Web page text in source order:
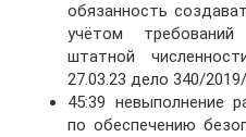
обязанность
учётом
штатной
27.03.23 дело 340/
45:39 невыполнение
по обеспечению